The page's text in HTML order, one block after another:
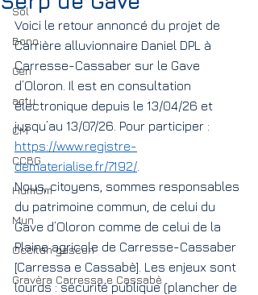
Sol
Bono
Gen
actu
CM
CCBG
HumUm
Mun
Occitan gascon
Gravèra Carressa e Cassabè
Voici le retour annoncé du projet de
Carrière alluvionnaire Daniel DPL à
Carresse-Cassaber sur le Gave
d’Oloron. Il est en consultation
électronique depuis le 13/04/26 et
jusqu’au 13/07/26. Pour participer :
https://www.registre-
dematerialise.fr/7192/
Nous, citoyens, sommes responsables
du patrimoine commun, de celui du
Gave d’Oloron comme de celui de la
Plaine agricole de Carresse-Cassaber
[Carressa e Cassabè]. Les enjeux sont
lourds : sécurité publique (plancher de